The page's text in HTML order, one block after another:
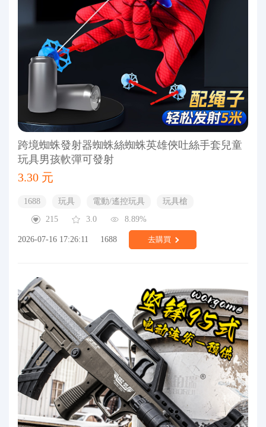
跨境蜘蛛發射器蜘蛛絲蜘蛛英雄俠吐絲手套兒童
玩具男孩軟彈可發射
3.30 元
1688 玩具 電動/遙控玩具
玩具槍
215
3.0 8.89%
2026-07-16 17:26:11 1688 去購買